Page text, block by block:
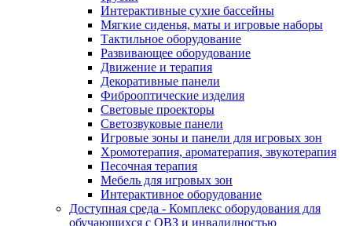
Интерактивные сухие бассейны
Мягкие сиденья, маты и игровые наборы
Тактильное оборудование
Развивающее оборудование
Движение и терапия
Декоративные панели
Фиброоптические изделия
Световые проекторы
Светозвуковые панели
Игровые зоны и панели для игровых зон
Хромотерапия, ароматерапия, звукотерапия
Песочная терапия
Мебель для игровых зон
Интерактивное оборудование
Доступная среда - Комплекс оборудования для
обучающихся с ОВЗ и инвалидностью